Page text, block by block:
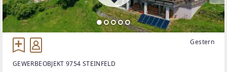
Gestern
GEWERBEOBJEKT 9754 STEINFELD